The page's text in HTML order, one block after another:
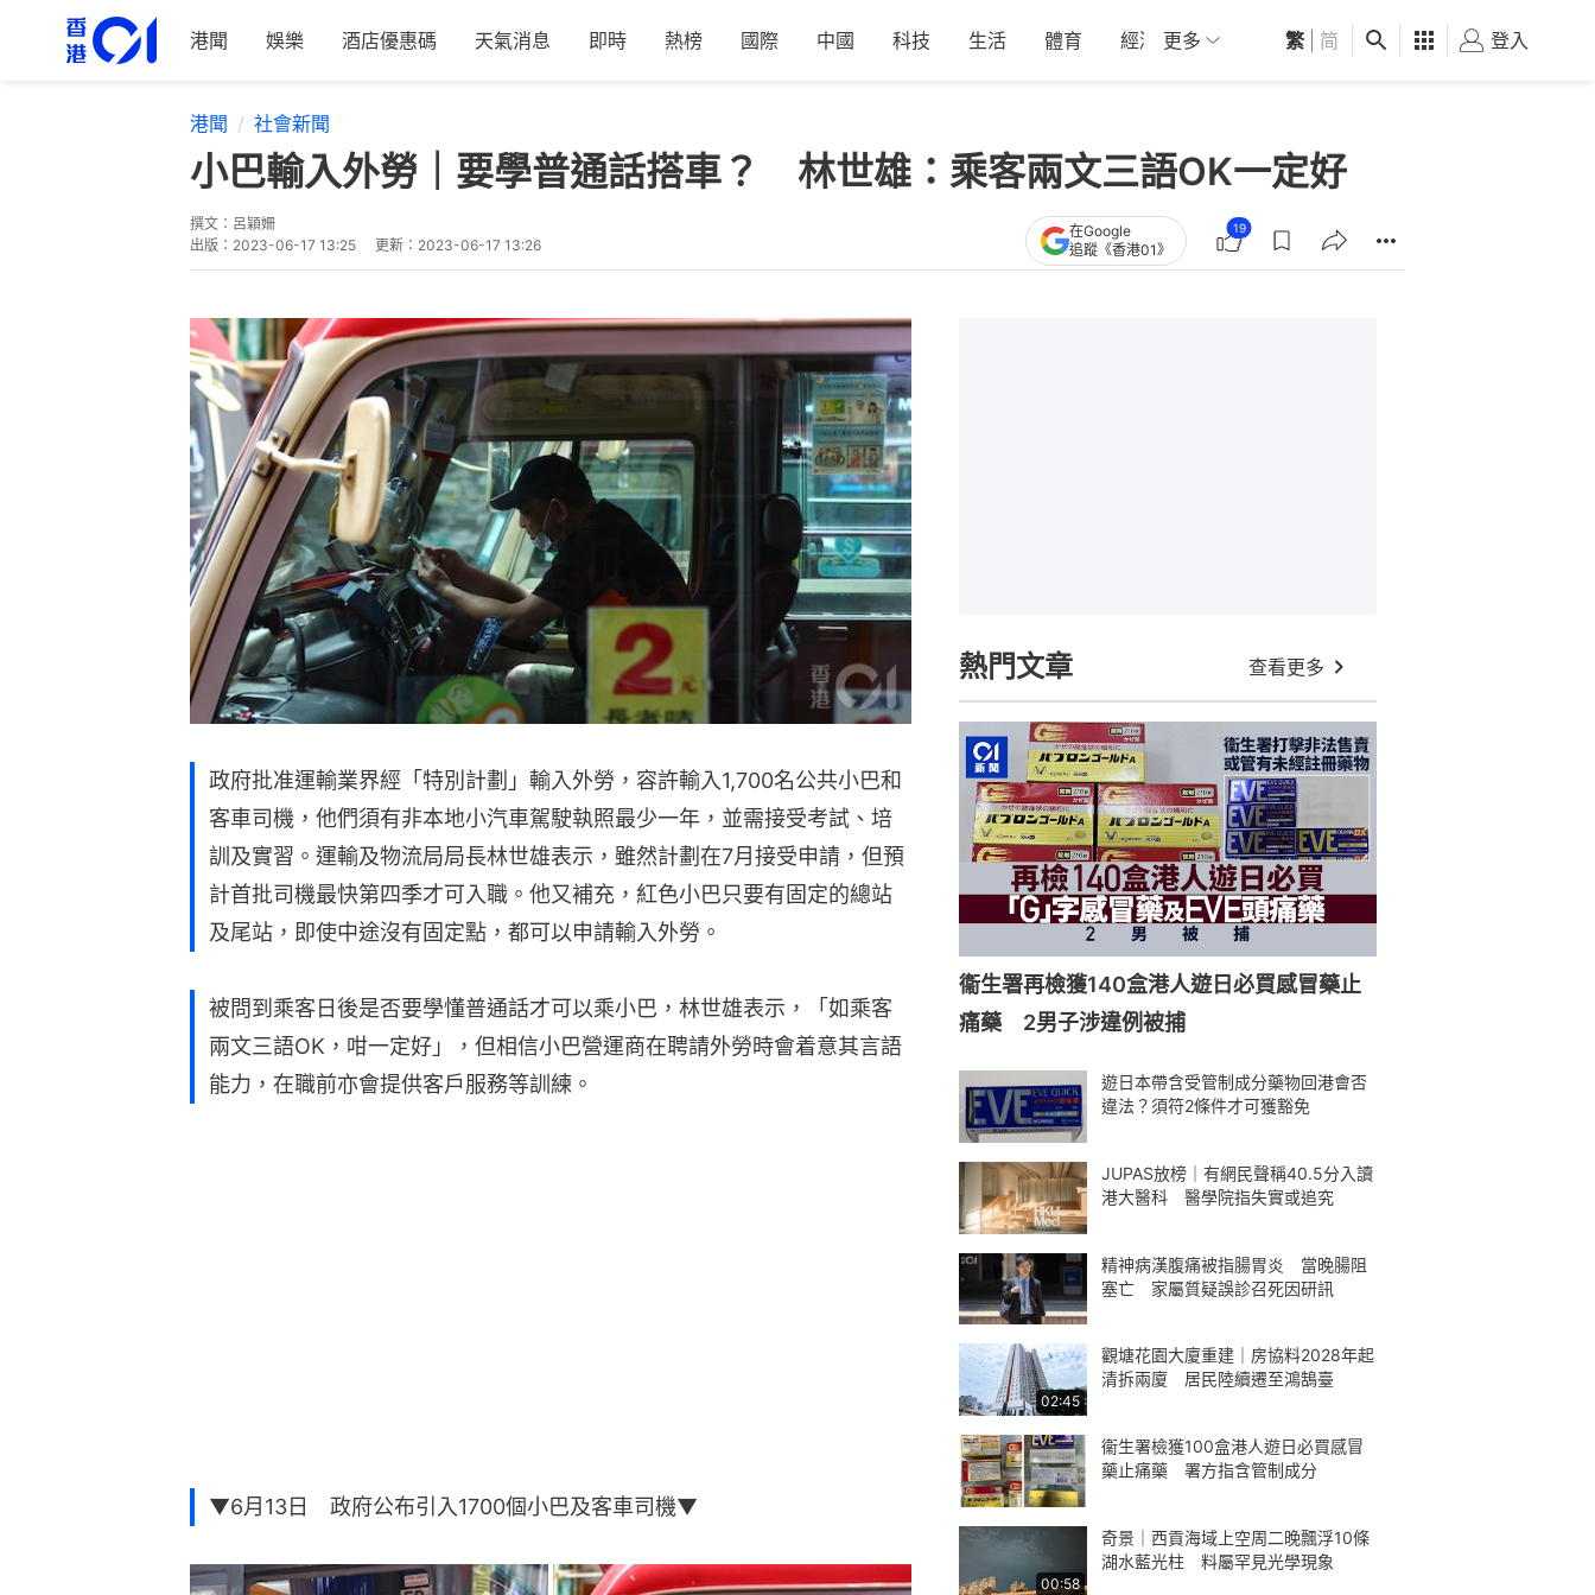
港聞 娛樂 酒店優惠碼 天氣消息 即時 熱榜 國際 中國 科技 生活 體育 經濟 01深圳 觀點 健康 好食玩飛
更多 繁 简 登入
港聞 社會新聞
小巴輸入外勞｜要學普通話搭車？ 林世雄：乘客兩文三語OK一定好
撰文： 呂穎姍
出版： 2023-06-17 13:25 更新： 2023-06-17 13:26
在Google
追蹤《香港01》
19
政府批准運輸業界經「特別計劃」輸入外勞，容許輸入1,700名公共小巴和
客車司機，他們須有非本地小汽車駕駛執照最少一年，並需接受考試、培
訓及實習。運輸及物流局局長林世雄表示，雖然計劃在7月接受申請，但預
計首批司機最快第四季才可入職。他又補充，紅色小巴只要有固定的總站
及尾站，即使中途沒有固定點，都可以申請輸入外勞。
被問到乘客日後是否要學懂普通話才可以乘小巴，林世雄表示，「如乘客
兩文三語OK，咁一定好」，但相信小巴營運商在聘請外勞時會着意其言語
能力，在職前亦會提供客戶服務等訓練。
▼6月13日 政府公布引入1700個小巴及客車司機▼
熱門文章 查看更多
衞生署再檢獲140盒港人遊日必買感冒藥止
痛藥 2男子涉違例被捕
遊日本帶含受管制成分藥物回港會否
違法？須符2條件才可獲豁免
JUPAS放榜｜有網民聲稱40.5分入讀
港大醫科 醫學院指失實或追究
精神病漢腹痛被指腸胃炎 當晚腸阻
塞亡 家屬質疑誤診召死因研訊
02:45
觀塘花園大廈重建｜房協料2028年起
清拆兩廈 居民陸續遷至鴻鵠臺
衞生署檢獲100盒港人遊日必買感冒
藥止痛藥 署方指含管制成分
00:58
奇景｜西貢海域上空周二晚飄浮10條
湖水藍光柱 料屬罕見光學現象